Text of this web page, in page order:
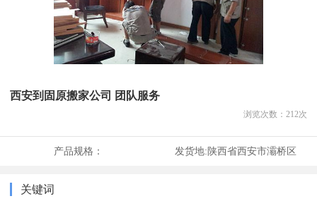
西安到固原搬家公司 团队服务
浏览次数： 212次
产品规格： 发货地:陕西省西安市灞桥区
关键词